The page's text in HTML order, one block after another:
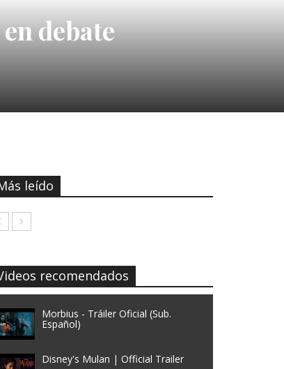
debate
leído
recomendados
Morbius - Tráiler Oficial (Sub.
Español)
Disney's Mulan | Official Trailer